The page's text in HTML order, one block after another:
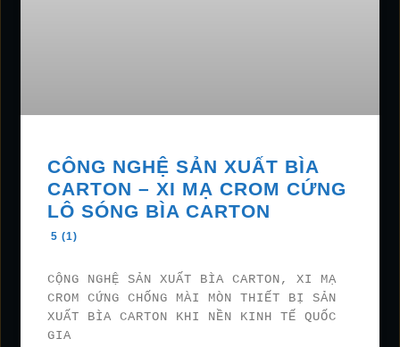
CÔNG NGHỆ SẢN XUẤT BÌA
CARTON – XI MẠ CROM CỨNG
LÔ SÓNG BÌA CARTON
5 (1)
CỘNG NGHỆ SẢN XUẤT BÌA CARTON, XI MẠ
CROM CỨNG CHỐNG MÀI MÒN THIẾT BỊ SẢN
XUẤT BÌA CARTON KHI NỀN KINH TẾ QUỐC
GIA